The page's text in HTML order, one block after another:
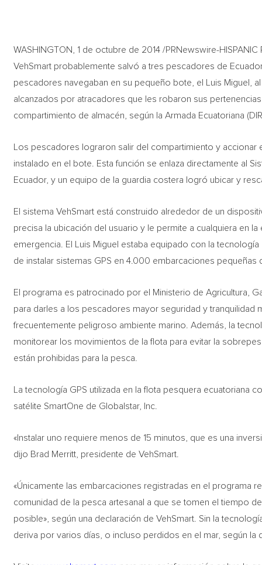
WASHINGTON, 1 de octubre de 2014 /PRNewswire-
VehSmart probablemente salvó a tres pescadores de
pescadores navegaban en su pequeño bote, el Luis Miguel,
alcanzados por atracadores que les robaron sus
compartimiento de almacén, según la Armada Ecuatoriana
Los pescadores lograron salir del compartimiento y
instalado en el bote. Esta función se enlaza directamente al
Ecuador, y un equipo de la guardia costera logró ubicar y
El sistema VehSmart está construido alrededor de un
precisa la ubicación del usuario y le permite a cualquiera en
emergencia. El Luis Miguel estaba equipado con la
de instalar sistemas GPS en 4.000 embarcaciones pequeñas
El programa es patrocinado por el Ministerio de Agricultura,
para darles a los pescadores mayor seguridad y tranquilidad
frecuentemente peligroso ambiente marino. Además, la
monitorear los movimientos de la flota para evitar la
están prohibidas para la pesca.
La tecnología GPS utilizada en la flota pesquera ecuatoriana
satélite SmartOne de Globalstar, Inc.
«Instalar uno requiere menos de 15 minutos, que es una
dijo Brad Merritt, presidente de VehSmart.
«Únicamente las embarcaciones registradas en el programa
comunidad de la pesca artesanal a que se tomen el tiempo
posible», según una declaración de VehSmart. Sin la
deriva por varios días, o incluso perdidos en el mar, según la